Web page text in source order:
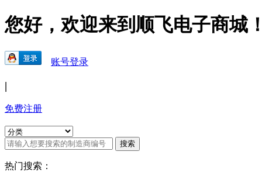
您好，欢迎来到顺飞电子商城
账号登录
|
免费注册
热门搜索：